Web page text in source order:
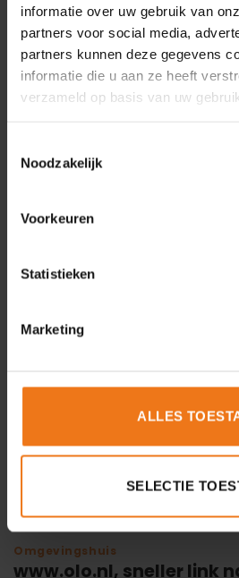
informatie over uw gebruik van
partners voor social media,
partners kunnen deze gegevens
informatie die u aan ze heeft
verzameld op basis van uw
Noodzakelijk
Voorkeuren
Statistieken
Marketing
ALLES
SELECTIE
Lees verder→
vergunningverlening
05
De wegwijzer geeft weer welke
worden rondom participatie bij
Hierin zijn de stappen voor het
deze stappen invult en
verschillen. Zo kunnen de
Omgevingshuis
www.olo.nl, sneller link